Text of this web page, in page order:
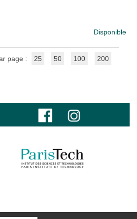
Disponible
page : 25 50 100 200